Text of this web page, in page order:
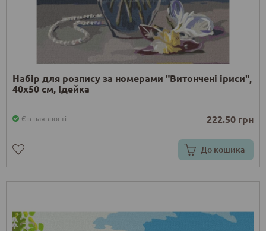
Набір для розпису за номерами "Витончені іриси",
40х50 см, Ідейка
Є в наявності 222.50 грн
До кошика